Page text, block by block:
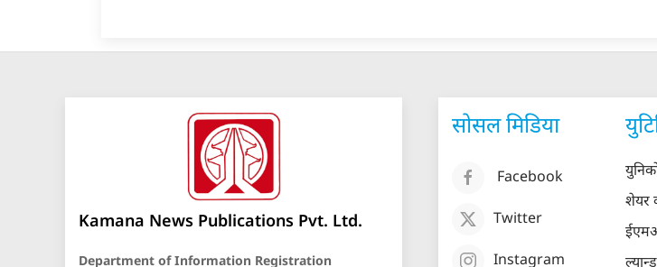
Kamana News Publications Pvt. Ltd.
Department of Information Registration
सोसल मिडिया
Facebook
Twitter
Instagram
शेयर